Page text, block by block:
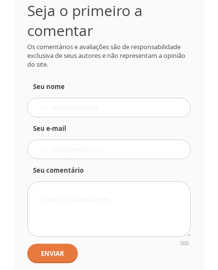
Seja o primeiro a
comentar
Os comentários e avaliações são de responsabilidade
exclusiva de seus autores e não representam a opinião
do site.
Seu nome
Seu e-mail
Seu comentário
500
ENVIAR